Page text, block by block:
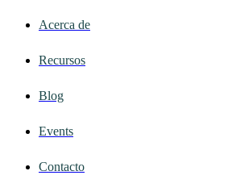
Acerca de
Recursos
Blog
Events
Contacto